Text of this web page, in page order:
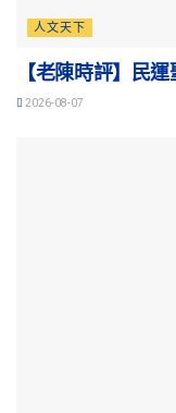
人文天下
【老陳時評】民
2026-08-07